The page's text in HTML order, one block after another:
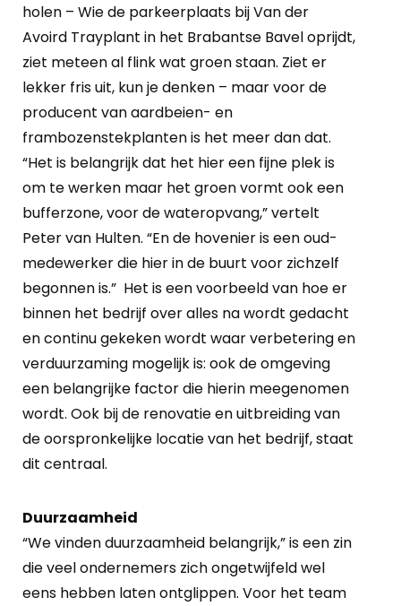
holen – Wie de parkeerplaats bij Van der
Avoird Trayplant in het Brabantse Bavel oprijdt,
ziet meteen al flink wat groen staan. Ziet er
lekker fris uit, kun je denken – maar voor de
producent van aardbeien- en
frambozenstekplanten is het meer dan dat.
“Het is belangrijk dat het hier een fijne plek is
om te werken maar het groen vormt ook een
bufferzone, voor de wateropvang,” vertelt
Peter van Hulten. “En de hovenier is een oud-
medewerker die hier in de buurt voor zichzelf
begonnen is.” Het is een voorbeeld van hoe er
binnen het bedrijf over alles na wordt gedacht
en continu gekeken wordt waar verbetering en
verduurzaming mogelijk is: ook de omgeving
een belangrijke factor die hierin meegenomen
wordt. Ook bij de renovatie en uitbreiding van
de oorspronkelijke locatie van het bedrijf, staat
dit centraal.
Duurzaamheid
“We vinden duurzaamheid belangrijk,” is een zin
die veel ondernemers zich ongetwijfeld wel
eens hebben laten ontglippen. Voor het team